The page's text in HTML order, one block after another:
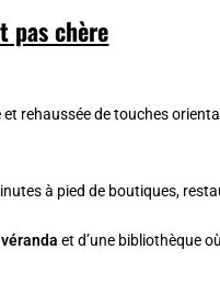
pas chère
rehaussée de touches
à pied de boutiques,
et d’une bibliothèque